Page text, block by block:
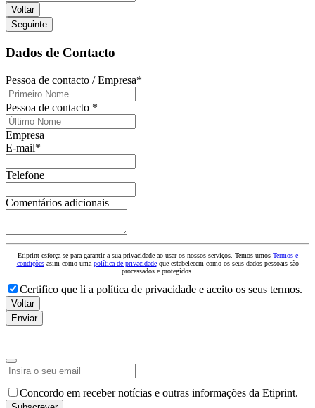
Voltar
Seguinte
Dados de Contacto
Pessoa de contacto / Empresa*
Pessoa de contacto *
Empresa
E-mail*
Telefone
Business
Comentários adicionais
Etiprint esforça-se para garantir a sua privacidade ao usar os nossos serviços. Temos umos Termos e
condiçõesasim como uma política de privacidadeque estabelecem como os seus dados pessoais são
processados e protegidos.
Certifico que li a política de privacidade e aceito os seus termos.
Voltar
Enviar
Business
Email*
Concordo em receber notícias e outras informações da Etiprint.